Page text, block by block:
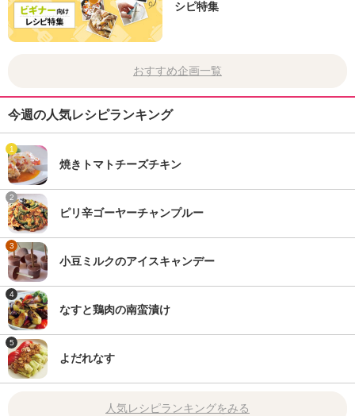
シピ特集
おすすめ企画一覧
今週の人気レシピランキング
1
焼きトマトチーズチキン
2
ピリ辛ゴーヤーチャンプルー
3
小豆ミルクのアイスキャンデー
4
なすと鶏肉の南蛮漬け
5
よだれなす
人気レシピランキングをみる